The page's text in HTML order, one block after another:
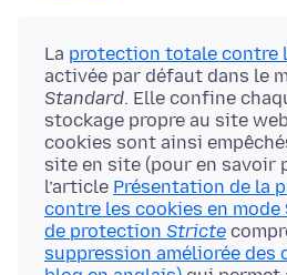
La protection totale contre
activée par défaut dans le
Standard. Elle confine
stockage propre au site web
cookies sont ainsi
site en site (pour en savoir
l’article Présentation de la
contre les cookies en mode
de protection Stricte
suppression améliorée des